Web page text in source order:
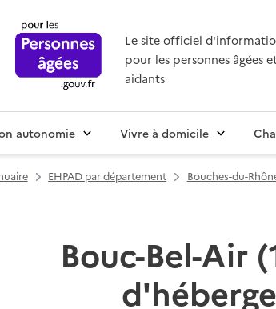
Le site officiel
pour les personnes âgées
aidants
autonomie Vivre à domicile
EHPAD par département Bouches-du-
Bouc-Bel-Air